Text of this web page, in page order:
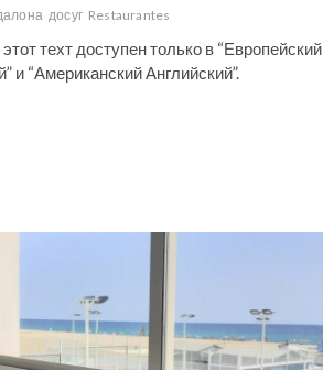
досуг Restaurantes
техт доступен только в “Европейский
и “Американский Английский”.